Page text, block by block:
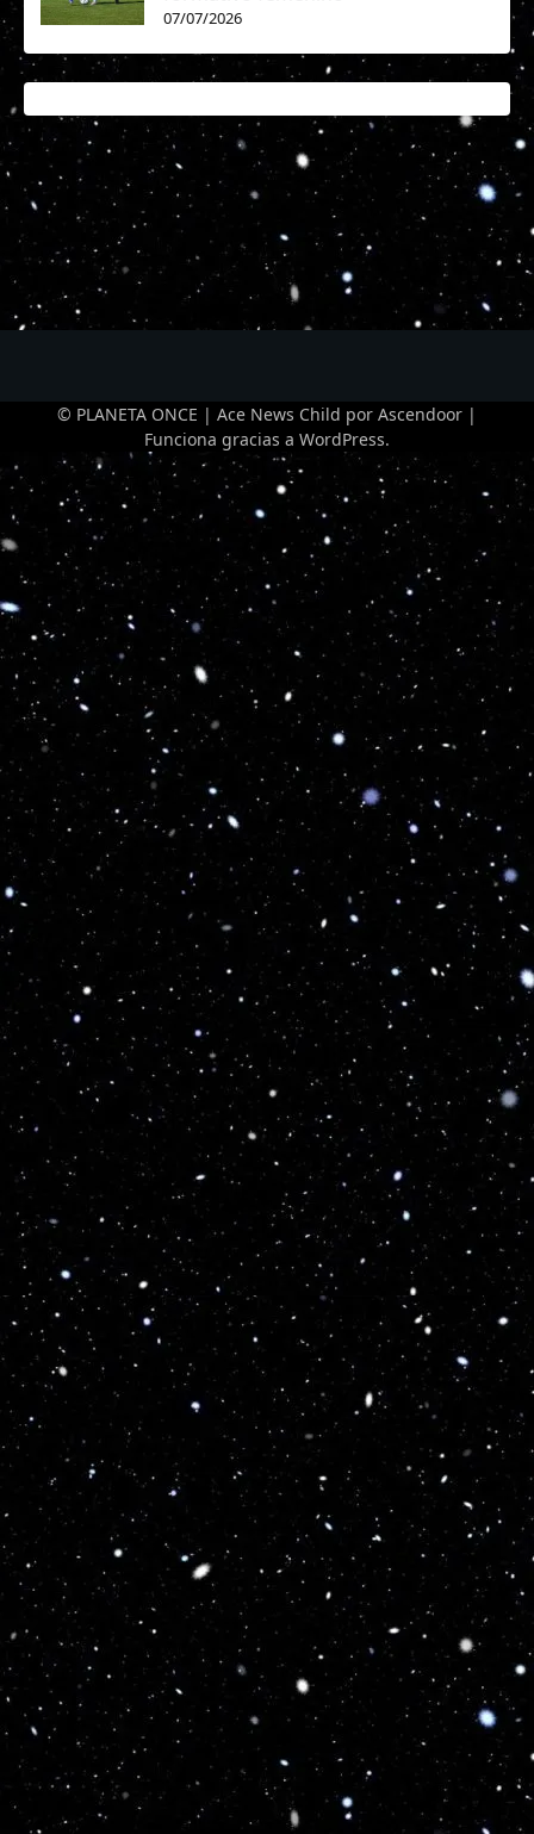
07/07/2026
© PLANETA ONCE | Ace News Child por Ascendoor |
Funciona gracias a WordPress.